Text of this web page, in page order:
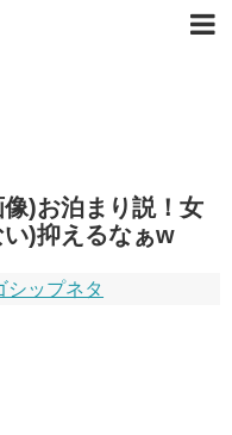
)お泊まり説！女
)抑えるなぁw
シップネタ